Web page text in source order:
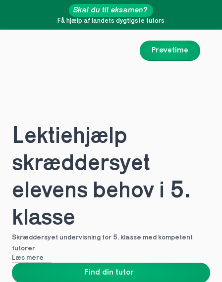
Prøvetime
Få hjælp af landets dygtigste tutors
Skal du til eksamen?
Lektiehjælp
skræddersyet
elevens behov i 5.
klasse
Skræddersyet undervisning for 5. klasse med kompetent
tutorer
Læs mere
Find din tutor